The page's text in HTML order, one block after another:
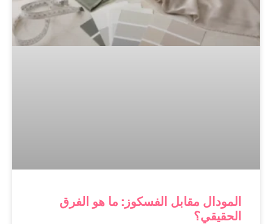
المودال مقابل الفسكوز: ما هو الفرق
الحقيقي؟